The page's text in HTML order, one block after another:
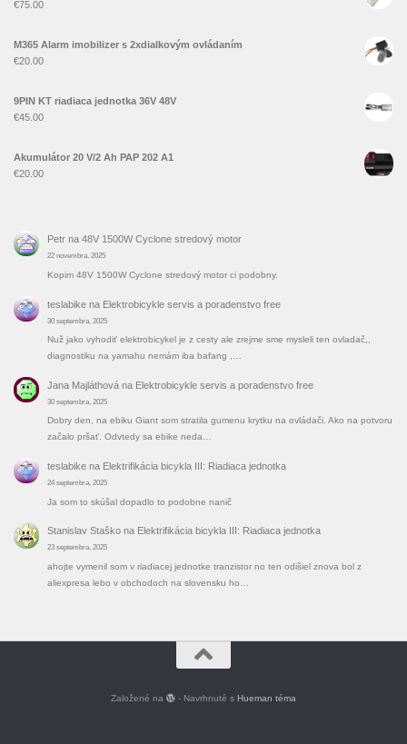
€75.00
M365 Alarm imobilizer s 2xdialkovým ovládaním
€20.00
9PIN KT riadiaca jednotka 36V 48V
€45.00
Akumulátor 20 V/2 Ah PAP 202 A1
€20.00
Petrna 48V 1500W Cyclone stredový motor
22 novembra, 2025
Kopim 48V 1500W Cyclone stredový motor ci podobny.
teslabikena Elektrobicykle servis a poradenstvo free
30 septembra, 2025
Nuž jako vyhodiť elektrobicykel je z cesty ale zrejme sme mysleli ten ovladač,,
diagnostiku na yamahu nemám iba bafang ,…
Jana Majláthována Elektrobicykle servis a poradenstvo free
30 septembra, 2025
Dobry den, na ebiku Giant som stratila gumenu krytku na ovládači. Ako na potvoru
začalo pršať. Odvtedy sa ebike neda…
teslabikena Elektrifikácia bicykla III: Riadiaca jednotka
24 septembra, 2025
Ja som to skúšal dopadlo to podobne nanič
Stanislav Staškona Elektrifikácia bicykla III: Riadiaca jednotka
23 septembra, 2025
ahojte vymenil som v riadiacej jednotke tranzistor no ten odišiel znova bol z
aliexpresa lebo v obchodoch na slovensku ho…
Založené na - Navrhnuté s Hueman téma